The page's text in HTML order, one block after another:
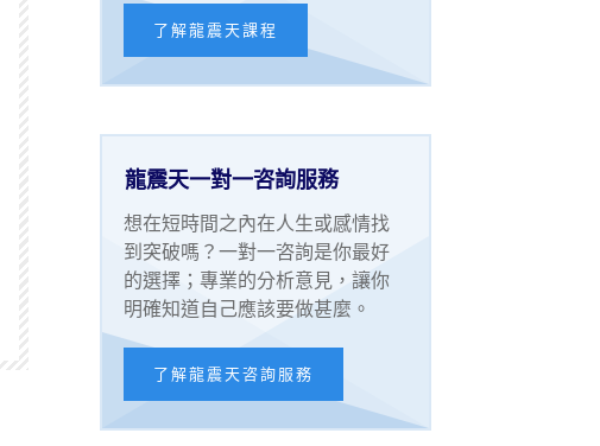
了解龍震天課程
龍震天一對一咨詢服務
想在短時間之內在人生或感情找
到突破嗎？一對一咨詢是你最好
的選擇；專業的分析意見，讓你
明確知道自己應該要做甚麼。
了解龍震天咨詢服務